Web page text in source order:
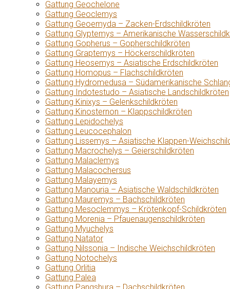
Gattung Geochelone
Gattung Geoclemys
Gattung Geoemyda – Zacken-Erdschildkröten
Gattung Glyptemys – Amerikanische
Gattung Gopherus – Gopherschildkröten
Gattung Graptemys – Höckerschildkröten
Gattung Heosemys – Asiatische Erdschildkröten
Gattung Homopus – Flachschildkröten
Gattung Hydromedusa – Südamerikanische
Gattung Indotestudo – Asiatische Landschildkröten
Gattung Kinixys – Gelenkschildkröten
Gattung Kinosternon – Klappschildkröten
Gattung Lepidochelys
Gattung Leucocephalon
Gattung Lissemys – Asiatische Klappen-
Gattung Macrochelys – Geierschildkröten
Gattung Malaclemys
Gattung Malacochersus
Gattung Malayemys
Gattung Manouria – Asiatische Waldschildkröten
Gattung Mauremys – Bachschildkröten
Gattung Mesoclemmys – Krötenkopf-Schildkröten
Gattung Morenia – Pfauenaugenschildkröten
Gattung Myuchelys
Gattung Natator
Gattung Nilssonia – Indische Weichschildkröten
Gattung Notochelys
Gattung Orlitia
Gattung Palea